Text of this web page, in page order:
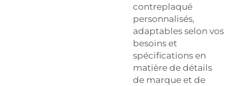
contreplaqué
personnalisés,
adaptables selon vos
besoins et
spécifications en
matière de détails
de marque et de